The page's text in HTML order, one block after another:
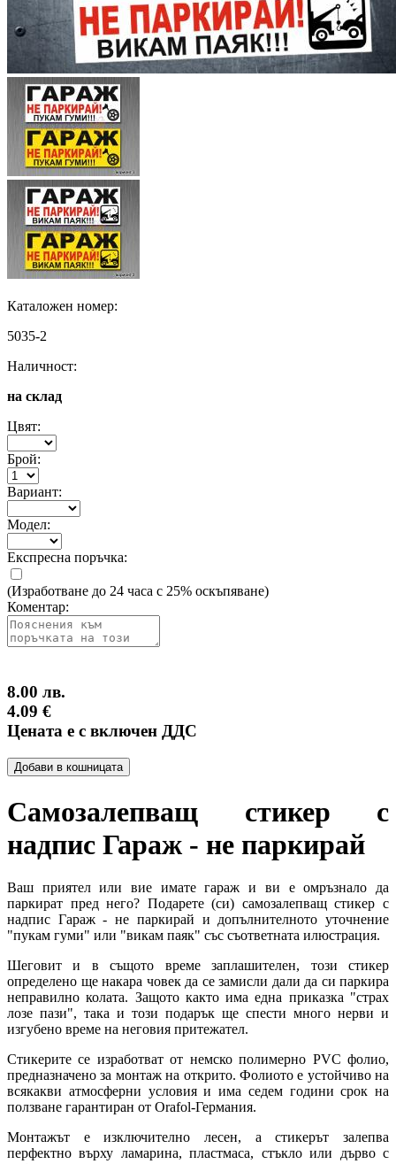
Каталожен номер:
5035-2
Наличност:
на склад
Цвят:
Брой:
Вариант:
Модел:
Експресна поръчка:
(Изработване до 24 часа с 25% оскъпяване)
Коментар:
8.00 лв.
4.09 €
Цената е с включен ДДС
Добави в кошницата
Самозалепващ стикер с
надпис Гараж - не паркирай
Ваш приятел или вие имате гараж и ви е омръзнало да
паркират пред него? Подарете (си) самозалепващ стикер с
надпис Гараж - не паркирай и допълнителното уточнение
"пукам гуми" или "викам паяк" със съответната илюстрация.
Шеговит и в същото време заплашителен, този стикер
определено ще накара човек да се замисли дали да си паркира
неправилно колата. Защото както има една приказка "страх
лозе пази", така и този подарък ще спести много нерви и
изгубено време на неговия притежател.
Стикерите се изработват от немско полимерно PVC фолио,
предназначено за монтаж на открито. Фолиото е устойчиво на
всякакви атмосферни условия и има седем години срок на
ползване гарантиран от Orafol-Германия.
Монтажът е изключително лесен, а стикерът залепва
перфектно върху ламарина, пластмаса, стъкло или дърво с